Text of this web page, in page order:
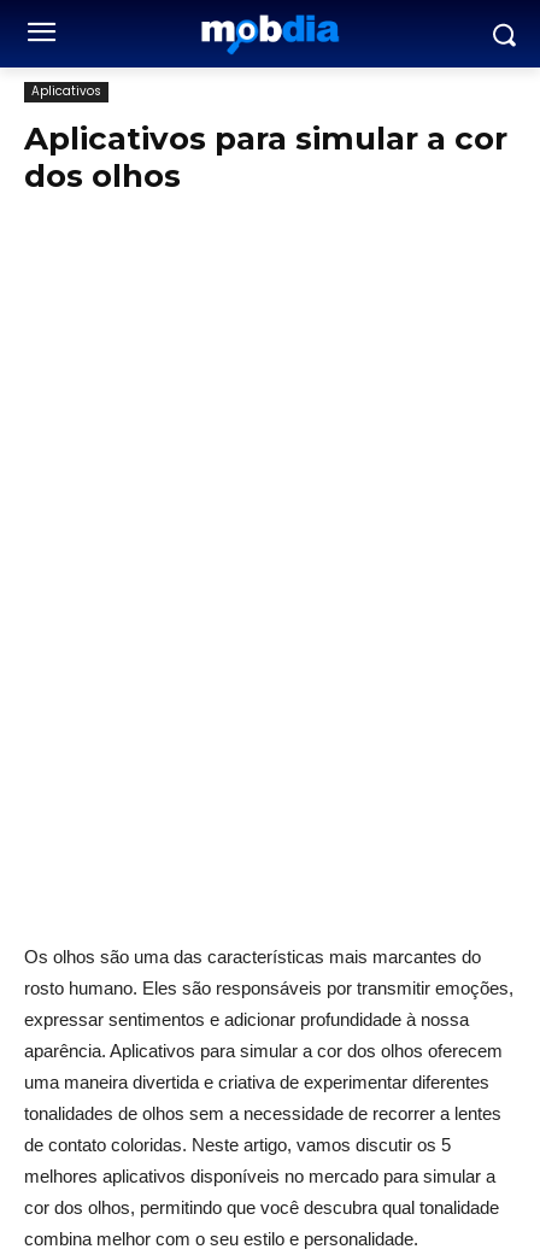
Aplicativos
Aplicativos para simular a cor
dos olhos
Os olhos são uma das características mais marcantes do
rosto humano. Eles são responsáveis por transmitir emoções,
expressar sentimentos e adicionar profundidade à nossa
aparência. Aplicativos para simular a cor dos olhos oferecem
uma maneira divertida e criativa de experimentar diferentes
tonalidades de olhos sem a necessidade de recorrer a lentes
de contato coloridas. Neste artigo, vamos discutir os 5
melhores aplicativos disponíveis no mercado para simular a
cor dos olhos, permitindo que você descubra qual tonalidade
combina melhor com o seu estilo e personalidade.